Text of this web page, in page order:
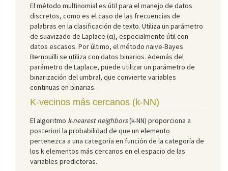
El método multinomial es útil para el manejo de datos
discretos, como es el caso de las frecuencias de
palabras en la clasificación de texto. Utiliza un parámetro
de suavizado de Laplace (α), especialmente útil con
datos escasos. Por último, el método naive-Bayes
Bernouilli se utiliza con datos binarios. Además del
parámetro de Laplace, puede utilizar un parámetro de
binarización del umbral, que convierte variables
continuas en binarias.
K-vecinos más cercanos (k-NN)
El algoritmo k-nearest neighbors(k-NN) proporciona a
posteriori la probabilidad de que un elemento
pertenezca a una categoría en función de la categoría de
los k elementos más cercanos en el espacio de las
variables predictoras.